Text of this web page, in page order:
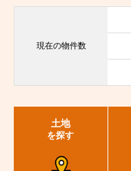
現在の物件数
土地
を探す